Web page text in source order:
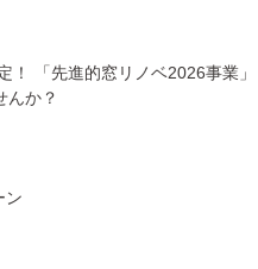
！ 「先進的窓リノベ2026事業」
んか？
ン